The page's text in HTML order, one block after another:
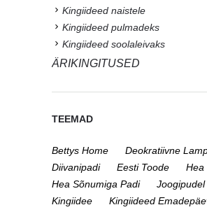
Kingiideed naistele
Kingiideed pulmadeks
Kingiideed soolaleivaks
ÄRIKINGITUSED
TEEMAD
Bettys Home
Deokratiivne
Diivanipadi
Eesti Toode
Hea
Hea Sõnumiga Padi
Joogipudel
Kingiidee
Kingiideed